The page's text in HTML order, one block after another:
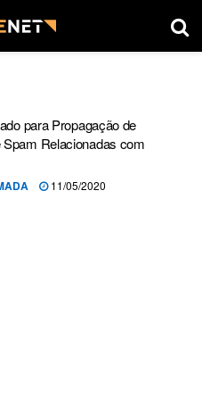
para Propagação de
Relacionadas com
11/05/2020